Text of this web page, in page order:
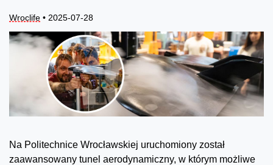
Wroclife • 2025-07-28
Na Politechnice Wrocławskiej uruchomiony został
zaawansowany tunel aerodynamiczny, w którym możliwe